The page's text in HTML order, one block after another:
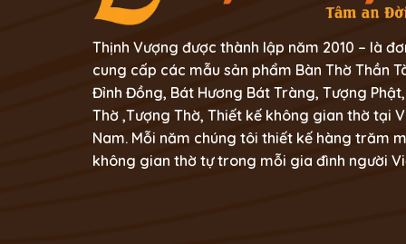
Thịnh Vượng được thành lập năm 2010 – là
cung cấp các mẫu sản phẩm Bàn Thờ Thần
Đỉnh Đồng, Bát Hương Bát Tràng, Tượng
Thờ ,Tượng Thờ, Thiết kế không gian thờ tại
Nam. Mỗi năm chúng tôi thiết kế hàng trăm
không gian thờ tự trong mỗi gia đình người